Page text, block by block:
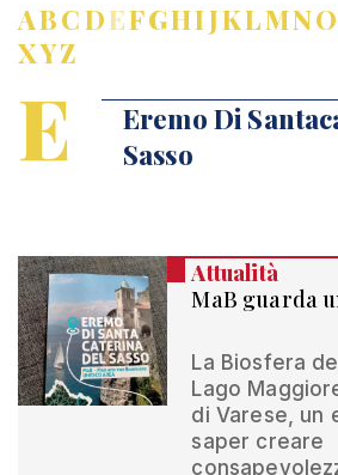
ABCDEFGHIJKLMNO
XYZ
E
Eremo Di
Sasso
Attualità
MaB guarda
La Biosfera
Lago
di Varese, un
saper creare